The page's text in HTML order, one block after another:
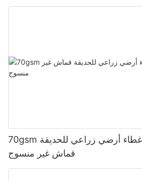
70gsm صن شاين سبونبوند غطاء أرضي زراعي للحديقة
قماش غير منسوج